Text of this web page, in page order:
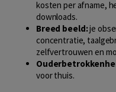
kosten per afname,
downloads.
Breed beeld:je
concentratie,
zelfvertrouwen en
voor thuis.